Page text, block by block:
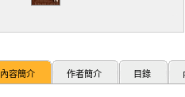
內容簡介 作者簡介 目錄